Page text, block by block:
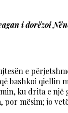
i dorëzoi
e
bashkoi qiellin
ku drita e
por mësim; jo